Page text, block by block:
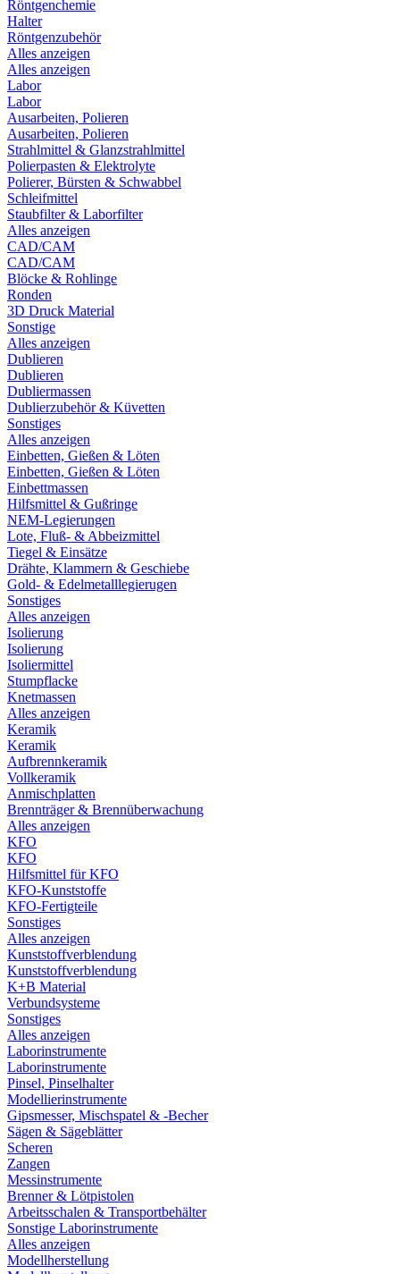
Röntgenchemie
Halter
Röntgenzubehör
Alles anzeigen
Alles anzeigen
Labor
Labor
Ausarbeiten, Polieren
Ausarbeiten, Polieren
Strahlmittel & Glanzstrahlmittel
Polierpasten & Elektrolyte
Polierer, Bürsten & Schwabbel
Schleifmittel
Staubfilter & Laborfilter
Alles anzeigen
CAD/CAM
CAD/CAM
Blöcke & Rohlinge
Ronden
3D Druck Material
Sonstige
Alles anzeigen
Dublieren
Dublieren
Dubliermassen
Dublierzubehör & Küvetten
Sonstiges
Alles anzeigen
Einbetten, Gießen & Löten
Einbetten, Gießen & Löten
Einbettmassen
Hilfsmittel & Gußringe
NEM-Legierungen
Lote, Fluß- & Abbeizmittel
Tiegel & Einsätze
Drähte, Klammern & Geschiebe
Gold- & Edelmetalllegierugen
Sonstiges
Alles anzeigen
Isolierung
Isolierung
Isoliermittel
Stumpflacke
Knetmassen
Alles anzeigen
Keramik
Keramik
Aufbrennkeramik
Vollkeramik
Anmischplatten
Brennträger & Brennüberwachung
Alles anzeigen
KFO
KFO
Hilfsmittel für KFO
KFO-Kunststoffe
KFO-Fertigteile
Sonstiges
Alles anzeigen
Kunststoffverblendung
Kunststoffverblendung
K+B Material
Verbundsysteme
Sonstiges
Alles anzeigen
Laborinstrumente
Laborinstrumente
Pinsel, Pinselhalter
Modellierinstrumente
Gipsmesser, Mischspatel & -Becher
Sägen & Sägeblätter
Scheren
Zangen
Messinstrumente
Brenner & Lötpistolen
Arbeitsschalen & Transportbehälter
Sonstige Laborinstrumente
Alles anzeigen
Modellherstellung